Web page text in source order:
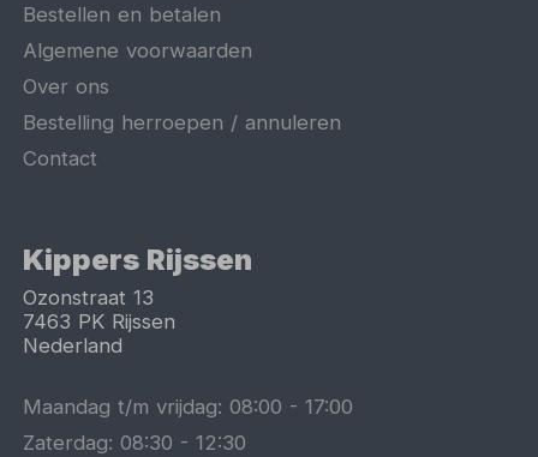
Bestellen en betalen
Algemene voorwaarden
Over ons
Bestelling herroepen / annuleren
Contact
Kippers Rijssen
Ozonstraat 13
7463 PK Rijssen
Nederland
Maandag t/m vrijdag:08:00 -17:00
Zaterdag:08:30 -12:30